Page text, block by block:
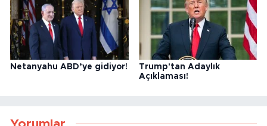
Netanyahu ABD’ye gidiyor!
Trump'tan Adaylık
Açıklaması!